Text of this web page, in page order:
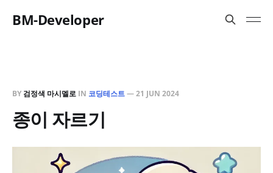
BM-Developer
BY 검정색 마시멜로 IN 코딩테스트—21 JUN 2024
종이 자르기